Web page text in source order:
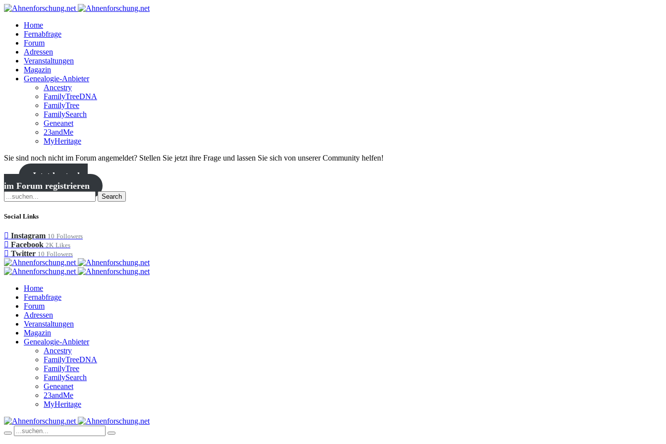
Home
Fernabfrage
Forum
Adressen
Veranstaltungen
Magazin
Genealogie-Anbieter
Ancestry
FamilyTreeDNA
FamilyTree
FamilySearch
Geneanet
23andMe
MyHeritage
Sie sind noch nicht im Forum angemeldet? Stellen Sie jetzt ihre Frage und lassen Sie sich von unserer Community helfen!
Jetzt kostenlos
im Forum registrieren
Search
Social Links
Instagram 10 Followers
Facebook 2K Likes
Twitter 10 Followers
Home
Fernabfrage
Forum
Adressen
Veranstaltungen
Magazin
Genealogie-Anbieter
Ancestry
FamilyTreeDNA
FamilyTree
FamilySearch
Geneanet
23andMe
MyHeritage